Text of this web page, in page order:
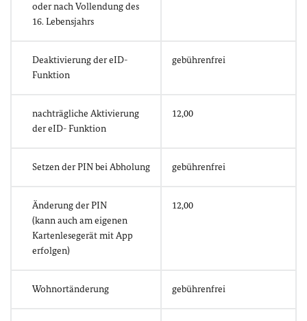
oder nach Vollendung des
16. Lebensjahrs
Deaktivierung der eID-
Funktion
gebührenfrei
nachträgliche Aktivierung
der eID- Funktion
12,00
Setzen der PIN bei Abholung gebührenfrei
Änderung der PIN
(kann auch am eigenen
Kartenlesegerät mit App
erfolgen)
12,00
Wohnortänderung gebührenfrei